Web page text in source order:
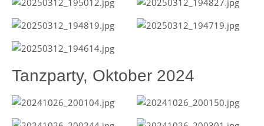
Tanzparty, Oktober 2024